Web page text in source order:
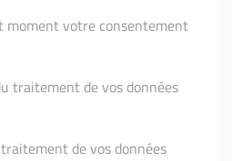
votre consentement
traitement de vos données
de vos données